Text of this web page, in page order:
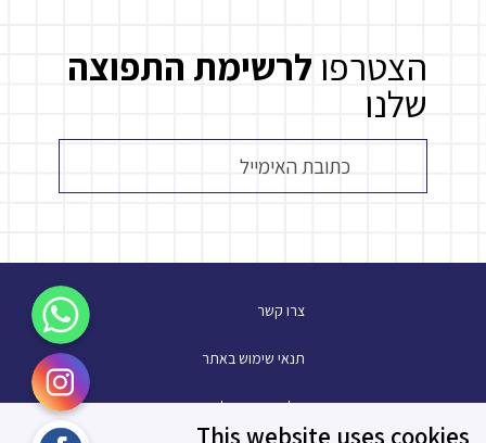
הצטרפו לרשימת התפוצה
שלנו
צרו קשר
תנאי שימוש באתר
מלגת עתיד פלוס
This website uses cookies
WhatsApp
Instagram
Facebook